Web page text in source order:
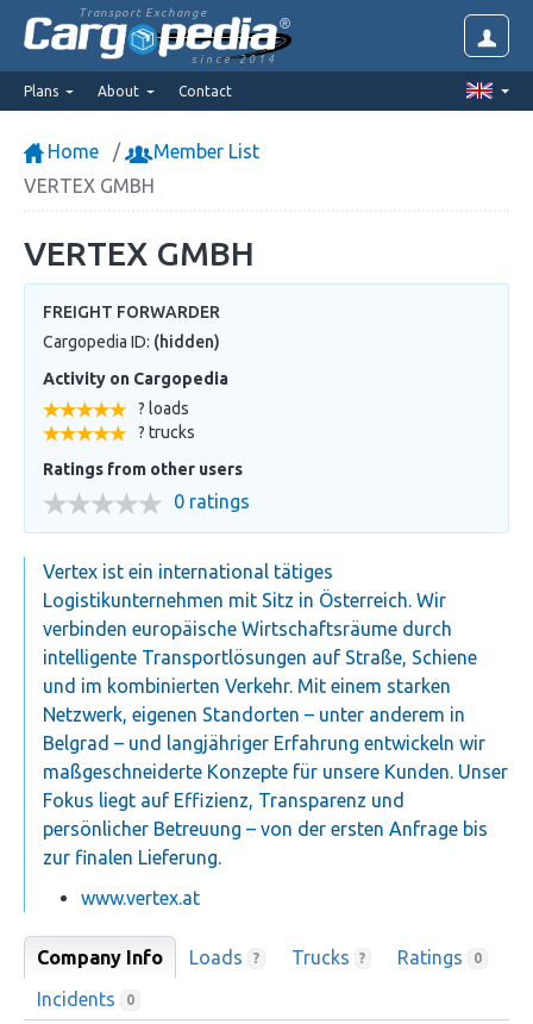
Transport Exchange
since 2014
Plans About Contact
Home
Member List
VERTEX GMBH
VERTEX GMBH
FREIGHT FORWARDER
Cargopedia ID: (hidden)
Activity on Cargopedia
? loads
? trucks
Ratings from other users
0 ratings
Vertex ist ein international tätiges
Logistikunternehmen mit Sitz in Österreich. Wir
verbinden europäische Wirtschaftsräume durch
intelligente Transportlösungen auf Straße, Schiene
und im kombinierten Verkehr. Mit einem starken
Netzwerk, eigenen Standorten – unter anderem in
Belgrad – und langjähriger Erfahrung entwickeln wir
maßgeschneiderte Konzepte für unsere Kunden. Unser
Fokus liegt auf Effizienz, Transparenz und
persönlicher Betreuung – von der ersten Anfrage bis
zur finalen Lieferung.
www.vertex.at
Company Info Loads ? Trucks ? Ratings 0
Incidents 0